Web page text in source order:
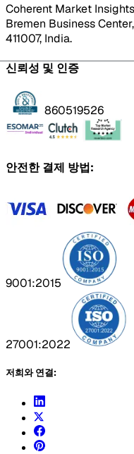
Coherent Market
Bremen Business
411007, India.
신뢰성 및 인증
860519526
안전한 결제 방법:
9001:2015
27001:2022
저희와 연결: